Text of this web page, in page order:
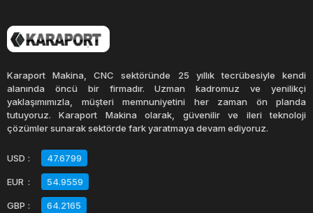
iyileştiren bir işleme tekniğidir.
göre daha büyük olduğundan, iş parçasının yan
yüzeylerinin işlenmesinde, 4.eksen veya 5.eksen
gerektiren uygulamalarda, genellikler iş milinin belirli
hareketi, kafanın ileri geri ve sağa sola
pozisyonlanmasıyla mümkün olabileceği gibi, tabla
üzerine bağlanabilen döner palet tabla sistemleride
Karaport Makina, CNC sektöründe 25 yıllık tecrübesiyle kendi
alanında öncü bir firmadır. Uzman kadromuz ve yenilikçi
yaklaşımımızla, müşteri memnuniyetini her zaman ön planda
tutuyoruz. Karaport Makina olarak, güvenilir ve ileri teknoloji
çözümler sunarak sektörde fark yaratmaya devam ediyoruz.
USD : 47.6799
EUR : 54.9559
GBP : 64.2165